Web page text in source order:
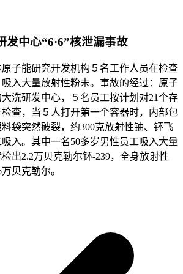
发中心“6·6”核泄漏事故
原子能研究开发机构５名工作人员在检查
入大量放射性粉末。事故的经过：原子
洗研发中心，５名员工按计划对21个存
查，当５人打开第一个容器时，内部包
袋突然破裂，约300克放射性铀、钚飞
入。其中一名50多岁男性员工吸入大量
出2.2万贝克勒尔钚-239，全身放射性
贝克勒尔。